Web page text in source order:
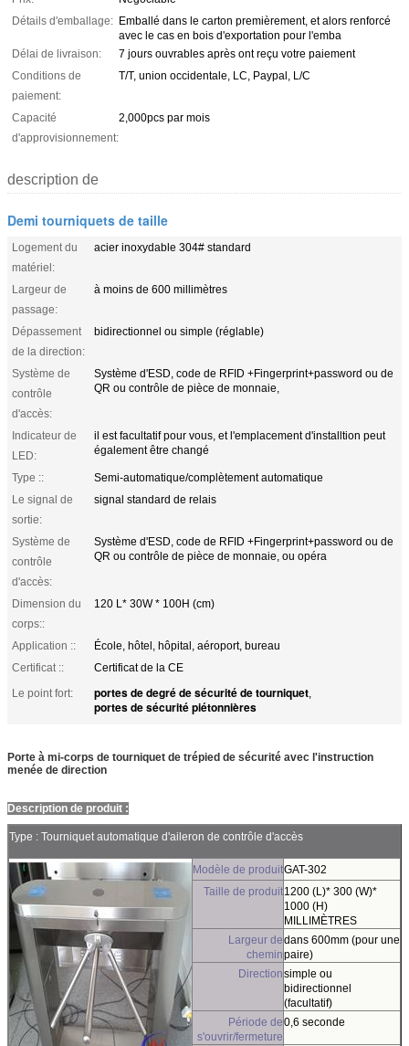
Détails d'emballage: Emballé dans le carton premièrement, et alors renforcé
avec le cas en bois d'exportation pour l'emba
Délai de livraison:
7 jours ouvrables après ont reçu votre paiement
Conditions de
paiement:
T/T, union occidentale, LC, Paypal, L/C
Capacité
d'approvisionnement:
2,000pcs par mois
description de
Demi tourniquets de taille
Logement du
matériel:
acier inoxydable 304# standard
Largeur de
passage:
à moins de 600 millimètres
Dépassement
de la direction:
bidirectionnel ou simple (réglable)
Système de
contrôle
d'accès:
Système d'ESD, code de RFID +Fingerprint+password ou de
QR ou contrôle de pièce de monnaie,
Indicateur de
LED:
il est facultatif pour vous, et l'emplacement d'installtion peut
également être changé
Type ::
Semi-automatique/complètement automatique
Le signal de
sortie:
signal standard de relais
Système de
contrôle
d'accès:
Système d'ESD, code de RFID +Fingerprint+password ou de
QR ou contrôle de pièce de monnaie, ou opéra
Dimension du
corps::
120 L* 30W * 100H (cm)
Application ::
École, hôtel, hôpital, aéroport, bureau
Certificat ::
Certificat de la CE
Le point fort:
portes de degré de sécurité de tourniquet,
portes de sécurité piétonnières
Porte à mi-corps de tourniquet de trépied de sécurité avec l'instruction
menée de direction
Description de produit :
Type : Tourniquet automatique d'aileron de contrôle d'accès
Modèle de produitGAT-302
Taille de produit1200 (L)* 300 (W)*
1000 (H)
MILLIMÈTRES
Largeur de
chemin
dans 600mm (pour une
paire)
Directionsimple ou
bidirectionnel
(facultatif)
Période de
s'ouvrir/fermeture
0,6 seconde